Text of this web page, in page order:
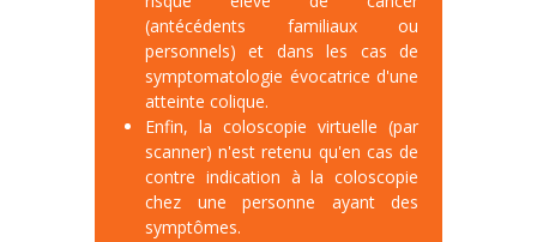
(antécédents familiaux ou
personnels) et dans les cas de
symptomatologie évocatrice d'une
atteinte colique.
Enfin, la coloscopie virtuelle (par
scanner) n'est retenu qu'en cas de
contre indication à la coloscopie
chez une personne ayant des
symptômes.